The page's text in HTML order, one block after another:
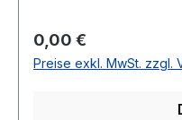
Regulärer Preis:
0,00 €
Preise exkl. MwSt. zzgl.